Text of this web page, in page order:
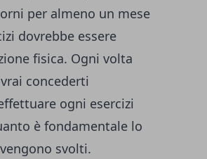
per almeno un mese
dovrebbe essere
fisica. Ogni volta
concederti
ogni esercizi
è fondamentale lo
svolti.